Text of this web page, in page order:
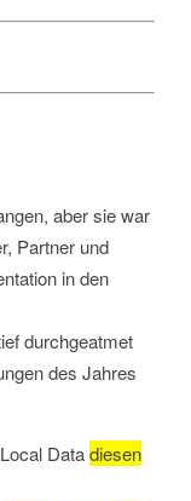
aber sie war
Partner und
in den
durchgeatmet
des Jahres
Datadiesen